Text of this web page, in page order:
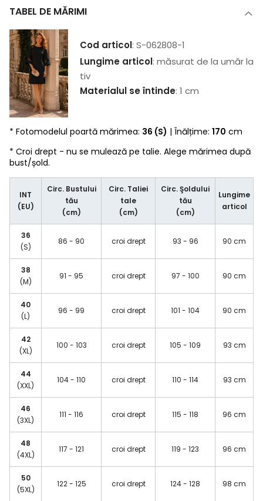
TABEL DE MĂRIMI
Cod articol: S-062808-1
Lungime articol: măsurat de la umăr la
tiv
Materialul se întinde: 1 cm
* Fotomodelul poartă mărimea: 36 (S) | Înălțime: 170 cm
* Croi drept - nu se mulează pe talie. Alege mărimea după
bust/șold.
INT
(EU)
Circ. Bustului
tău
(cm)
Circ. Taliei
tale
(cm)
Circ. Şoldului
tău
(cm)
Lungime
articol
36
(S)
86 - 90 croi drept 93 - 96 90 cm
38
(M)
91 - 95 croi drept 97 - 100 90 cm
40
(L)
96 - 99 croi drept 101 - 104 90 cm
42
(XL)
100 - 103 croi drept 105 - 109 93 cm
44
(XXL)
104 - 110 croi drept 110 - 114 93 cm
46
(3XL)
111 - 116 croi drept 115 - 118 96 cm
48
(4XL)
117 - 121 croi drept 119 - 123 96 cm
50
(5XL)
122 - 125 croi drept 124 - 128 98 cm